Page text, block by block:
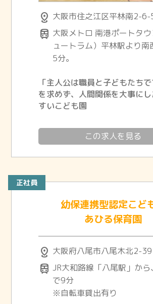
distance 大阪市住之江区平林南2-6-
train 大阪メトロ 南港ポートタ
ュートラム）平林駅より南
5分。
「主人公は職員と子どもたち
を求めず、人間関係を大事に
すいこども園
この求人を見る
正社員
幼保連携型認定こど
あひる保育園
distance 大阪府八尾市八尾木北2-39
train JR大和路線「八尾駅」か
で9分
※自転車貸出有り